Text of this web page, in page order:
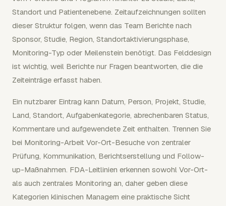
Standort und Patientenebene. Zeitaufzeichnungen sollten
dieser Struktur folgen, wenn das Team Berichte nach
Sponsor, Studie, Region, Standortaktivierungsphase,
Monitoring-Typ oder Meilenstein benötigt. Das Felddesign
ist wichtig, weil Berichte nur Fragen beantworten, die die
Zeiteinträge erfasst haben.
Ein nutzbarer Eintrag kann Datum, Person, Projekt, Studie,
Land, Standort, Aufgabenkategorie, abrechenbaren Status,
Kommentare und aufgewendete Zeit enthalten. Trennen Sie
bei Monitoring-Arbeit Vor-Ort-Besuche von zentraler
Prüfung, Kommunikation, Berichtserstellung und Follow-
up-Maßnahmen. FDA-Leitlinien erkennen sowohl Vor-Ort-
als auch zentrales Monitoring an, daher geben diese
Kategorien klinischen Managern eine praktische Sicht